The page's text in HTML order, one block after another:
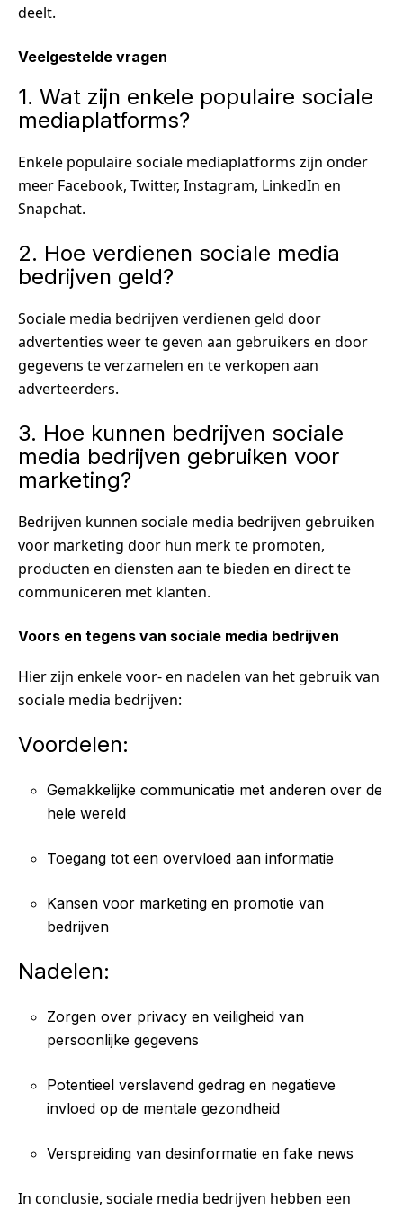
deelt.
Veelgestelde vragen
1. Wat zijn enkele populaire sociale
mediaplatforms?
Enkele populaire sociale mediaplatforms zijn onder
meer Facebook, Twitter, Instagram, LinkedIn en
Snapchat.
2. Hoe verdienen sociale media
bedrijven geld?
Sociale media bedrijven verdienen geld door
advertenties weer te geven aan gebruikers en door
gegevens te verzamelen en te verkopen aan
adverteerders.
3. Hoe kunnen bedrijven sociale
media bedrijven gebruiken voor
marketing?
Bedrijven kunnen sociale media bedrijven gebruiken
voor marketing door hun merk te promoten,
producten en diensten aan te bieden en direct te
communiceren met klanten.
Voors en tegens van sociale media bedrijven
Hier zijn enkele voor- en nadelen van het gebruik van
sociale media bedrijven:
Voordelen:
Gemakkelijke communicatie met anderen over de
hele wereld
Toegang tot een overvloed aan informatie
Kansen voor marketing en promotie van
bedrijven
Nadelen:
Zorgen over privacy en veiligheid van
persoonlijke gegevens
Potentieel verslavend gedrag en negatieve
invloed op de mentale gezondheid
Verspreiding van desinformatie en fake news
In conclusie, sociale media bedrijven hebben een